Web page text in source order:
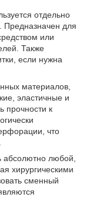
отдельно
Предназначен для
или
Также
если нужна
материалов,
эластичные и
прочности к
что
любой,
хирургическими
сменный